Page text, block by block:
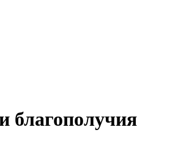
благополучия